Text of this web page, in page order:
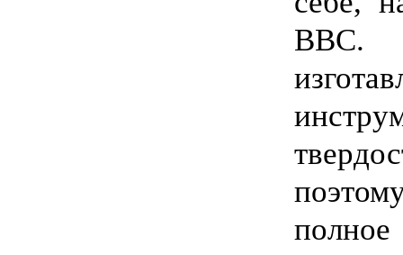
ВВС.